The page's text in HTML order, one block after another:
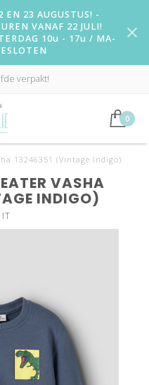
EN 23 AUGUSTUS! -
VANAF 22 JULI!
10u - 17u / MA-
verpakt!
0
13246351 (Vintage Indigo)
VASHA
INDIGO)
IT